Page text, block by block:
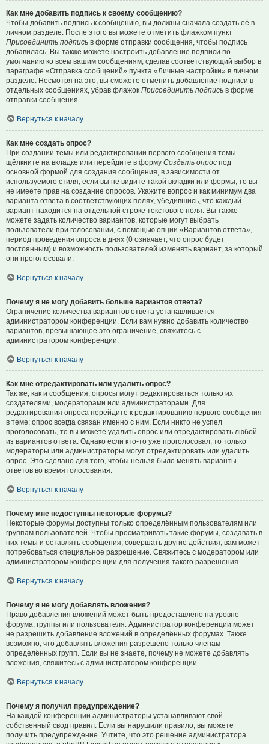
Как мне добавить подпись к своему сообщению?
Чтобы добавить подпись к сообщению, вы должны сначала создать её в
личном разделе. После этого вы можете отметить флажком пункт
Присоединить подпись в форме отправки сообщения, чтобы подпись
добавилась. Вы также можете настроить добавление подписи по
умолчанию ко всем вашим сообщениям, сделав соответствующий выбор в
параграфе «Отправка сообщений» пункта «Личные настройки» в личном
разделе. Несмотря на это, вы сможете отменить добавление подписи в
отдельных сообщениях, убрав флажок Присоединить подпись в форме
отправки сообщения.
Вернуться к началу
Как мне создать опрос?
При создании темы или редактировании первого сообщения темы
щёлкните на вкладке или перейдите в форму Создать опрос под
основной формой для создания сообщения, в зависимости от
используемого стиля; если вы не видите такой вкладки или формы, то вы
не имеете прав на создание опросов. Укажите вопрос и как минимум два
варианта ответа в соответствующих полях, убедившись, что каждый
вариант находится на отдельной строке текстового поля. Вы также
можете задать количество вариантов, которые могут выбрать
пользователи при голосовании, с помощью опции «Вариантов ответа»,
период проведения опроса в днях (0 означает, что опрос будет
постоянным) и возможность пользователей изменять вариант, за который
они проголосовали.
Вернуться к началу
Почему я не могу добавить больше вариантов ответа?
Ограничение количества вариантов ответа устанавливается
администратором конференции. Если вам нужно добавить количество
вариантов, превышающее это ограничение, свяжитесь с
администратором конференции.
Вернуться к началу
Как мне отредактировать или удалить опрос?
Так же, как и сообщения, опросы могут редактироваться только их
создателями, модераторами или администраторами. Для
редактирования опроса перейдите к редактированию первого сообщения
в теме; опрос всегда связан именно с ним. Если никто не успел
проголосовать, то вы можете удалить опрос или отредактировать любой
из вариантов ответа. Однако если кто-то уже проголосовал, то только
модераторы или администраторы могут отредактировать или удалить
опрос. Это сделано для того, чтобы нельзя было менять варианты
ответов во время голосования.
Вернуться к началу
Почему мне недоступны некоторые форумы?
Некоторые форумы доступны только определённым пользователям или
группам пользователей. Чтобы просматривать такие форумы, создавать в
них темы и оставлять сообщения, совершать другие действия, вам может
потребоваться специальное разрешение. Свяжитесь с модератором или
администратором конференции для получения такого разрешения.
Вернуться к началу
Почему я не могу добавлять вложения?
Право добавления вложений может быть предоставлено на уровне
форума, группы или пользователя. Администратор конференции может
не разрешить добавление вложений в определённых форумах. Также
возможно, что добавлять вложения разрешено только членам
определённых групп. Если вы не знаете, почему не можете добавлять
вложения, свяжитесь с администратором конференции.
Вернуться к началу
Почему я получил предупреждение?
На каждой конференции администраторы устанавливают свой
собственный свод правил. Если вы нарушили правило, вы можете
получить предупреждение. Учтите, что это решение администратора